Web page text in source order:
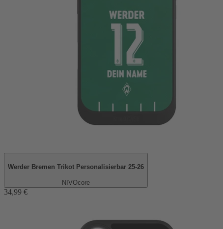
Werder Bremen Trikot Personalisierbar 25-26
NIVOcore
34,99 €